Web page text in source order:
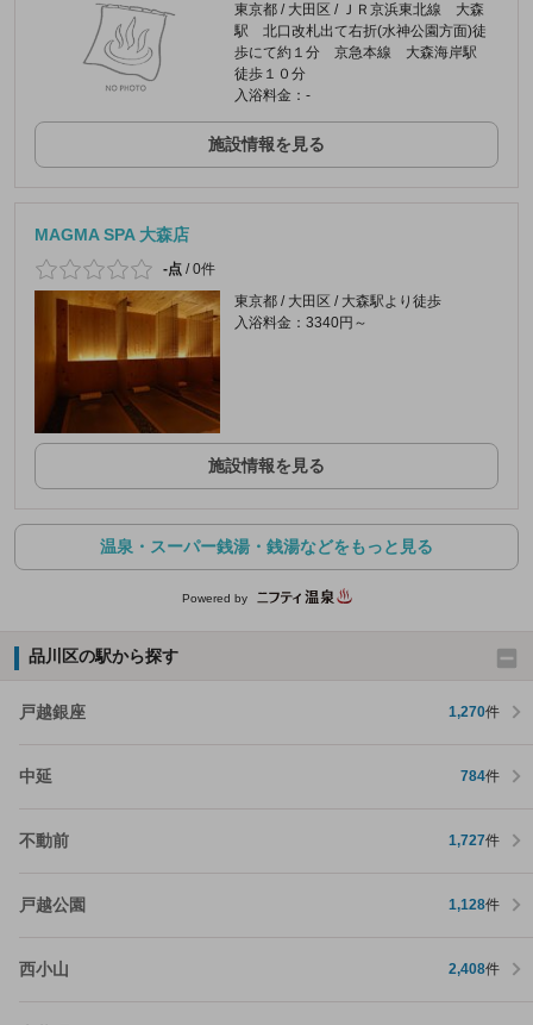
東京都 / 大田区 / ＪＲ京浜東北線 大森
駅 北口改札出て右折(水神公園方面)徒
歩にて約１分 京急本線 大森海岸駅
徒歩１０分
入浴料金：-
施設情報を見る
MAGMA SPA 大森店
-点 /0件
東京都 / 大田区 / 大森駅より徒歩
入浴料金：3340円～
施設情報を見る
温泉・スーパー銭湯・銭湯などをもっと見る
Powered by
品川区の駅から探す
戸越銀座 1,270件
中延 784件
不動前 1,727件
戸越公園 1,128件
西小山 2,408件